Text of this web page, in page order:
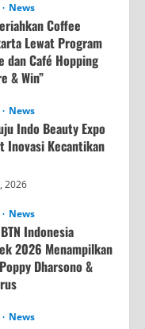
News
Coffee
Lewat Program
dan Café Hopping
& Win”
News
Indo Beauty Expo
Inovasi Kecantikan
2026
News
Indonesia
2026 Menampilkan
Dharsono &
News